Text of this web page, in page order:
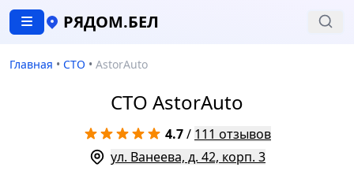
РЯДОМ.БЕЛ
Главная • СТО • AstorAuto
СТО AstorAuto
4.7/ 111 отзывов
ул. Ванеева, д. 42, корп. 3